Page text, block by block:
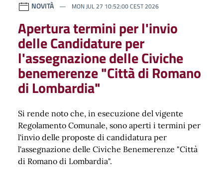
NOVITÀ MON JUL 27 10:52:00 CEST 2026
Apertura termini per l'invio
delle Candidature per
l'assegnazione delle Civiche
benemerenze "Città di Romano
di Lombardia"
Si rende noto che, in esecuzione del vigente
Regolamento Comunale, sono aperti i termini per
l'invio delle proposte di candidatura per
l'assegnazione delle Civiche Benemerenze "Città
di Romano di Lombardia".